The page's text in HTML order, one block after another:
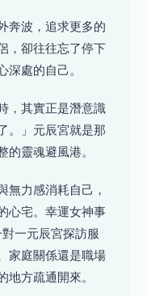
奔波，追求更多的
，卻往往忘了停下
深處的自己。
，其實正是潛意識
。」元辰宮就是那
靈魂避風港。
無力感消耗自己，
心宅。幸運女神事
一元辰宮探訪服
家庭關係還是職場
方疏通開來。